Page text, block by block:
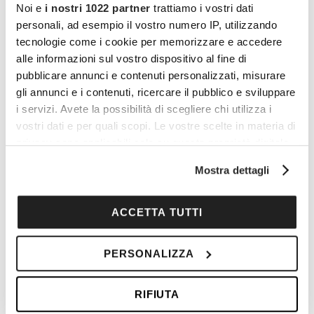
Noi e i nostri 1022 partner trattiamo i vostri dati
personali, ad esempio il vostro numero IP, utilizzando
tecnologie come i cookie per memorizzare e accedere
alle informazioni sul vostro dispositivo al fine di
pubblicare annunci e contenuti personalizzati, misurare
gli annunci e i contenuti, ricercare il pubblico e sviluppare
i servizi. Avete la possibilità di scegliere chi utilizza i
vostri dati e per quali scopi. Le vostre scelte in materia di
privacy sono applicabili solo su questa proprietà digitale
modificare o revocare il proprio consenso in qualsiasi
momento dalla Dichiarazione sui cookie o facendo clic
sull'icona di attivazione della privacy.
raccogliere informazioni sulla tua posizione
geografica, con un'approssimazione di qualche
Mostra dettagli
ACCETTA TUTTI
PERSONALIZZA
RIFIUTA
I vantaggi di essere un
Cocooners